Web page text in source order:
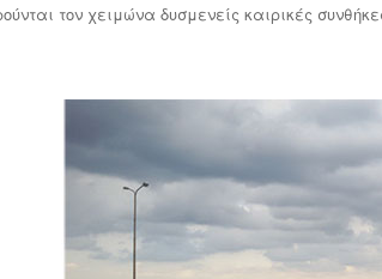
τον χειμώνα δυσμενείς καιρικές